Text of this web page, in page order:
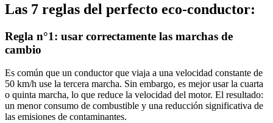
Las 7 reglas del perfecto eco-conductor:
Regla n°1: usar correctamente las marchas de
cambio
Es común que un conductor que viaja a una velocidad constante de
50 km/h use la tercera marcha. Sin embargo, es mejor usar la cuarta
o quinta marcha, lo que reduce la velocidad del motor. El resultado:
un menor consumo de combustible y una reducción significativa de
las emisiones de contaminantes.